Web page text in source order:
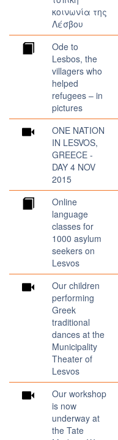
κοινωνία της
Λέσβου
Ode to
Lesbos, the
villagers who
helped
refugees – in
pictures
ONE NATION
IN LESVOS,
GREECE -
DAY 4 NOV
2015
Online
language
classes for
1000 asylum
seekers on
Lesvos
Our children
performing
Greek
traditional
dances at the
Municipality
Theater of
Lesvos
Our workshop
is now
underway at
the Tate